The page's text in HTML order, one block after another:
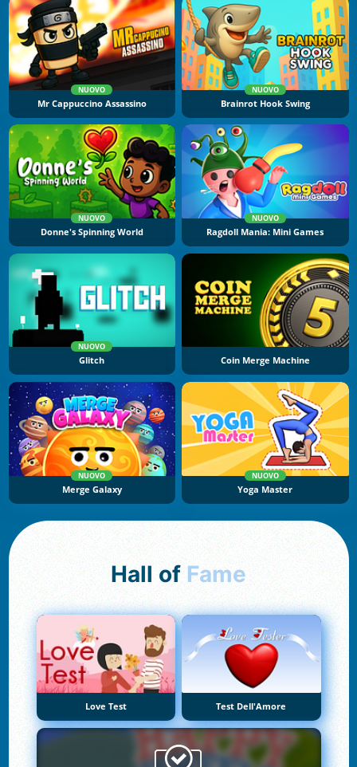
NUOVO
Mr Cappuccino Assassino
NUOVO
Brainrot Hook Swing
NUOVO
Donne's Spinning World
NUOVO
Ragdoll Mania: Mini Games
NUOVO
Glitch Coin Merge Machine
NUOVO
Merge Galaxy
NUOVO
Yoga Master
Hall of Fame
Love Test Test Dell'Amore